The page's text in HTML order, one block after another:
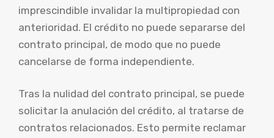
imprescindible invalidar la multipropiedad con
anterioridad. El crédito no puede separarse del
contrato principal, de modo que no puede
cancelarse de forma independiente.
Tras la nulidad del contrato principal, se puede
solicitar la anulación del crédito, al tratarse de
contratos relacionados. Esto permite reclamar